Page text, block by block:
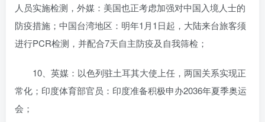
人员实施检测，外媒：美国也正考虑加强对中国入境人士的
防疫措施；中国台湾地区：明年1月1日起，大陆来台旅客须
进行PCR检测，并配合7天自主防疫及自我筛检；
10、英媒：以色列驻土耳其大使上任，两国关系实现正
常化；印度体育部官员：印度准备积极申办2036年夏季奥运
会；